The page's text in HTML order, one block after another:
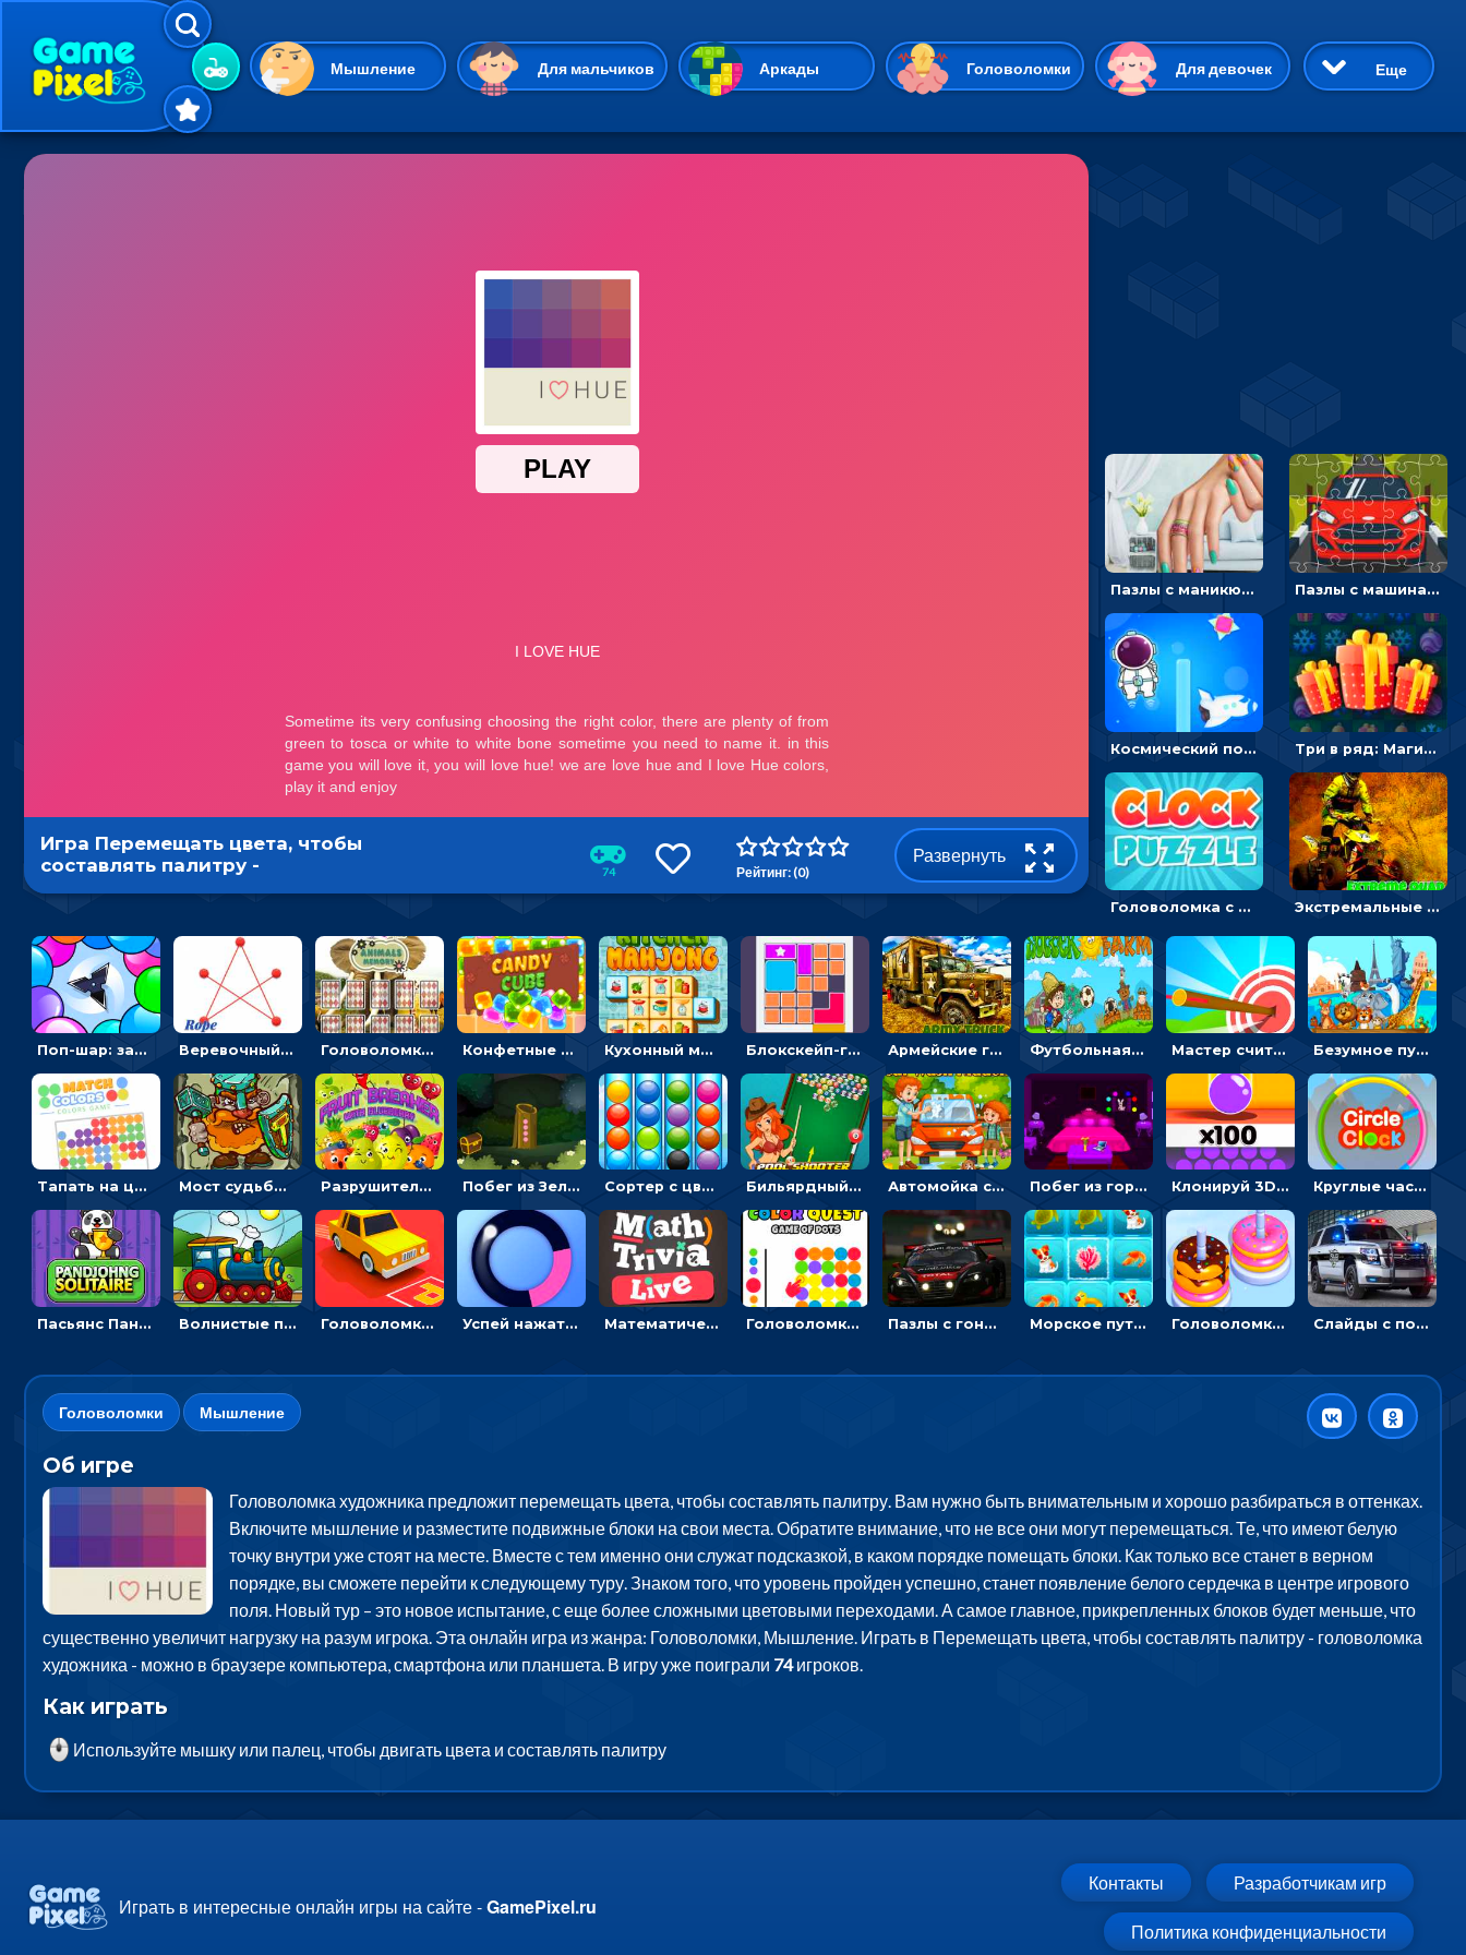
Мышление Для мальчиков Аркады Головоломки Для девочек
Гиперказуальные Казуальные Веселые 3D Приключения
Симуляторы
Пасьянс
Еще
Пазлы с маникюром: собери идеальный рисунок для ногтей Пазлы с машинами Форд: собирать картинки и открывать новые
Космический побег: двигать космонавта, чтобы попасть к кораблю Три в ряд: Магические рождественские драгоценности
Головоломка с часами для детей: читать время по циферблату Экстремальные пазлы с квадроциклами: собирать крутые тачки
Игра Перемещать цвета, чтобы
составлять палитру -
головоломка художника
74 Рейтинг: (0)
Развернуть
Поп-шар: запускать колючку, чтобы лопать воздушные шарики Веревочный мастер: двигай узелки и развязывай их Головоломка с животными: переворачивать карточки, чтобы находить пару Конфетные кубики: двигать сладости в сторону, чтобы стрелять по целям Кухонный маджонг: соединять пары посуды и расчищать поле Блокскейп-головоломка: двигать блоки, чтобы достать элемент со звездой Армейские грузовики в пазлах: собери военную машину Футбольная ферма: бей по мячу, чтобы забивать в ворота и ловить звезды Мастер считать стрелы: увеличивать запас, чтобы поразить больше целей Безумное путешествие друзей по миру: собирать пазлы из фото с животными
Тапать на цветные точки, чтобы взрывать одинаковые - три в ряд Мост судьбы: прыгать по платформам и бить молотом орков Разрушитель фруктов: стрелять ягодами по ананасам Побег из Зеленого парка: решай ребусы, чтобы выбраться на свободу Сортер с цветными шариками: размещать в колбах по цвету Бильярдный пул: стрелять шариками, чтобы взрывать одинаковые Автомойка со скрытыми звездами: ищи на время Побег из горной деревни: решай головоломки, чтобы открыть ворота Клонируй 3D шарики и сливай их в воронку Круглые часы: ловить цветную стрелку в одинаковом участке циферблата
Пасьянс Панджонг: собирать карты по порядку, чтобы очистить поле Волнистые пазлы с транспортом: собирай картинку из частей Головоломка Парк-стоянка: рисовать линии, чтобы парковать машины Успей нажать: кликай, чтобы попасть в цветной сектор круга Математическая викторина мультиплеер: решать примеры на время Головоломка Цветной квест: тапай по цветным точкам и перекрашивай поле Пазлы с гоночными автомобилями: собери свой болид по частям Морское путешествие: двигай блоки, чтобы соединять одинаковые по три в ря Головоломка Сортер пончиков: двигать и соединять по цвету Слайды с полицейскими машинами: перемещать пазлы, чтобы собрать картинку
Головоломки Мышление
Об игре
Головоломка художника предложит перемещать цвета, чтобы составлять палитру. Вам нужно быть внимательным и хорошо разбираться в оттенках.
Включите мышление и разместите подвижные блоки на свои места. Обратите внимание, что не все они могут перемещаться. Те, что имеют белую
точку внутри уже стоят на месте. Вместе с тем именно они служат подсказкой, в каком порядке помещать блоки. Как только все станет в верном
порядке, вы сможете перейти к следующему туру. Знаком того, что уровень пройден успешно, станет появление белого сердечка в центре игрового
поля. Новый тур – это новое испытание, с еще более сложными цветовыми переходами. А самое главное, прикрепленных блоков будет меньше, что
существенно увеличит нагрузку на разум игрока. Эта онлайн игра из жанра: Головоломки, Мышление. Играть в Перемещать цвета, чтобы составлять палитру - головоломка
художника - можно в браузере компьютера, смартфона или планшета. В игру уже поиграли 74игроков.
Как играть
Используйте мышку или палец, чтобы двигать цвета и составлять палитру
Играть в интересные онлайн игры на сайте -GamePixel.ru
Контакты Разработчикам игр
Политика конфиденциальности